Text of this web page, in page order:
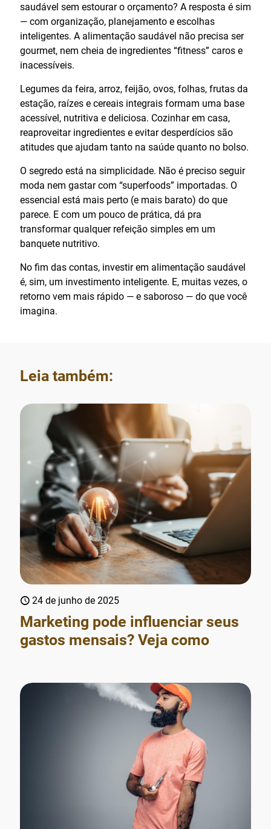
saudável sem estourar o orçamento? A resposta é sim
— com organização, planejamento e escolhas
inteligentes. A alimentação saudável não precisa ser
gourmet, nem cheia de ingredientes “fitness” caros e
inacessíveis.
Legumes da feira, arroz, feijão, ovos, folhas, frutas da
estação, raízes e cereais integrais formam uma base
acessível, nutritiva e deliciosa. Cozinhar em casa,
reaproveitar ingredientes e evitar desperdícios são
atitudes que ajudam tanto na saúde quanto no bolso.
O segredo está na simplicidade. Não é preciso seguir
moda nem gastar com “superfoods” importadas. O
essencial está mais perto (e mais barato) do que
parece. E com um pouco de prática, dá pra
transformar qualquer refeição simples em um
banquete nutritivo.
No fim das contas, investir em alimentação saudável
é, sim, um investimento inteligente. E, muitas vezes, o
retorno vem mais rápido — e saboroso — do que você
imagina.
Leia também:
24 de junho de 2025
Marketing pode influenciar seus
gastos mensais? Veja como